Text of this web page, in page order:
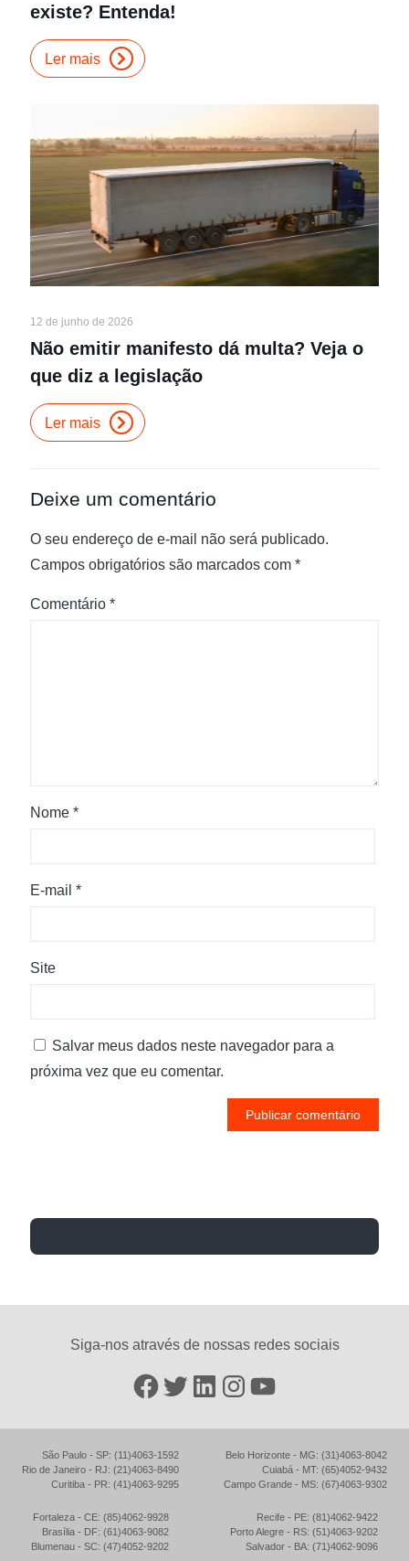
existe? Entenda!
Ler mais
12 de junho de 2026
Não emitir manifesto dá multa? Veja o
que diz a legislação
Ler mais
Deixe um comentário
O seu endereço de e-mail não será publicado.
Campos obrigatórios são marcados com *
Comentário *
Nome *
E-mail *
Site
Salvar meus dados neste navegador para a
próxima vez que eu comentar.
Siga-nos através de nossas redes sociais
Facebook
Twitter
LinkedIn
Instagram
YouTube
São Paulo - SP: (11)4063-1592
Rio de Janeiro - RJ: (21)4063-8490
Curitiba - PR: (41)4063-9295
Belo Horizonte - MG: (31)4063-8042
Cuiabá - MT: (65)4052-9432
Campo Grande - MS: (67)4063-9302
Fortaleza - CE: (85)4062-9928
Brasília - DF: (61)4063-9082
Blumenau - SC: (47)4052-9202
Recife - PE: (81)4062-9422
Porto Alegre - RS: (51)4063-9202
Salvador - BA: (71)4062-9096